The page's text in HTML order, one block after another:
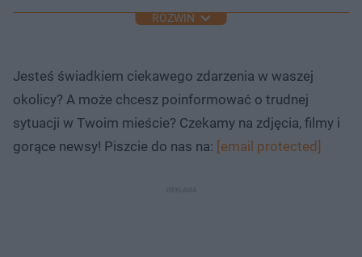
ROZWIŃ
Jesteś świadkiem ciekawego zdarzenia w waszej
okolicy? A może chcesz poinformować o trudnej
sytuacji w Twoim mieście? Czekamy na zdjęcia, filmy i
gorące newsy! Piszcie do nas na: [email protected]